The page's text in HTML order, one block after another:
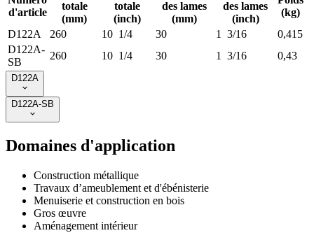
d'article
totale
(mm)
totale
(inch)
des lames
(mm)
des lames
(inch)
(kg)
D122A
260 10 1/4 30 1 3/16
0,415
D122A-
SB
260 10 1/4 30 1 3/16 0,43
D122A
D122A-SB
Domaines d'application
Construction métallique
Travaux d’ameublement et d'ébénisterie
Menuiserie et construction en bois
Gros œuvre
Aménagement intérieur